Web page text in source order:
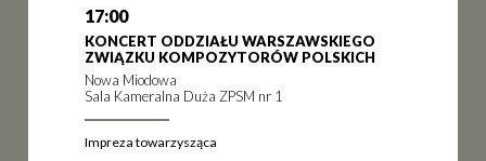
17:00
KONCERT ODDZIAŁU WARSZAWSKIEGO
ZWIĄZKU KOMPOZYTORÓW POLSKICH
Nowa Miodowa
Sala Kameralna Duża ZPSM nr 1
Impreza towarzysząca